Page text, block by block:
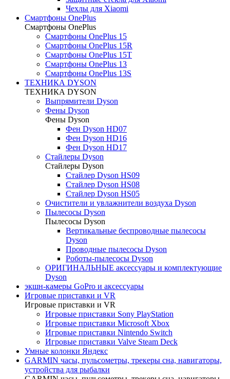
Чехлы для Xiaomi
Смартфоны OnePlus
Смартфоны OnePlus
Смартфоны OnePlus 15
Смартфоны OnePlus 15R
Смартфоны OnePlus 15T
Смартфоны OnePlus 13
Смартфоны OnePlus 13S
ТЕХНИКА DYSON
ТЕХНИКА DYSON
Выпрямители Dyson
Фены Dyson
Фены Dyson
Фен Dyson HD07
Фен Dyson HD16
Фен Dyson HD17
Стайлеры Dyson
Стайлеры Dyson
Стайлер Dyson HS09
Стайлер Dyson HS08
Стайлер Dyson HS05
Очистители и увлажнители воздуха Dyson
Пылесосы Dyson
Пылесосы Dyson
Вертикальные беспроводные пылесосы
Dyson
Проводные пылесосы Dyson
Роботы-пылесосы Dyson
ОРИГИНАЛЬНЫЕ аксессуары и комплектующие
Dyson
экшн-камеры GoPro и аксессуары
Игровые приставки и VR
Игровые приставки и VR
Игровые приставки Sony PlayStation
Игровые приставки Microsoft Xbox
Игровые приставки Nintendo Switch
Игровые приставки Valve Steam Deck
Умные колонки Яндекс
GARMIN часы, пульсометры, трекеры сна, навигаторы,
устройства для рыбалки